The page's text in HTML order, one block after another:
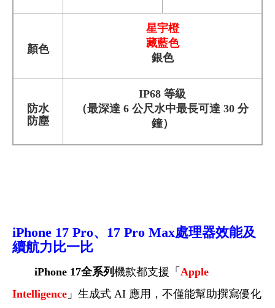
顏色
星宇橙
藏藍色
銀色
防水
防塵
IP68 等級
（最深達 6 公尺水中最長可達 30 分
鐘）
iPhone 17 Pro、17 Pro Max處理器效能及
續航力比一比
iPhone 17全系列 機款都支援「 Apple
Intelligence 」生成式 AI 應用，不僅能幫助撰寫優化